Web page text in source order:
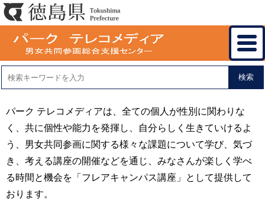
検索
パーク テレコメディアは、全ての個人が性別に関わりな
く、共に個性や能力を発揮し、自分らしく生きていけるよ
う、男女共同参画に関する様々な課題について学び、気づ
き、考える講座の開催などを通じ、みなさんが楽しく学べ
る時間と機会を「フレアキャンパス講座」として提供して
おります。